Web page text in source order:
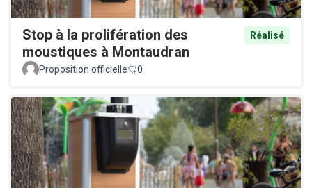
Stop à la prolifération des
moustiques à Montaudran
Réalisé
Proposition officielle 0